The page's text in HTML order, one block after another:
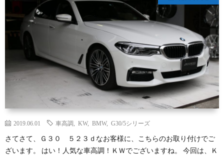
2019.06.01 車高調 KW, BMW, G30/5シリーズ
さてさて、Ｇ３０ ５２３ｄなお客様に、こちらのお取り付けでご
ざいます。 はい！人気な車高調！ＫＷでございますね。 今回は、Ｋ